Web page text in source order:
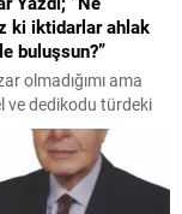
ki iktidarlar ahlak
buluşsun?”
olmadığımı ama
ve dedikodu türdeki
albenili konuların
çekmediği için daha
sorarak olayların
kafa yormak